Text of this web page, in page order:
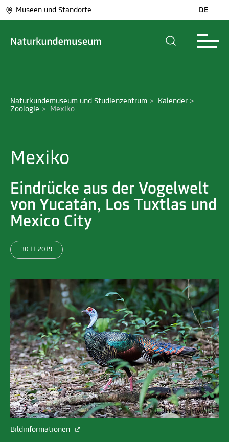
Museen und Standorte DE
Naturkundemuseum und Studienzentrum > Kalender >
Zoologie > Mexiko
Mexiko
Eindrücke aus der Vogelwelt
von Yucatán, Los Tuxtlas und
Mexico City
30.11.2019
Bildinformationen